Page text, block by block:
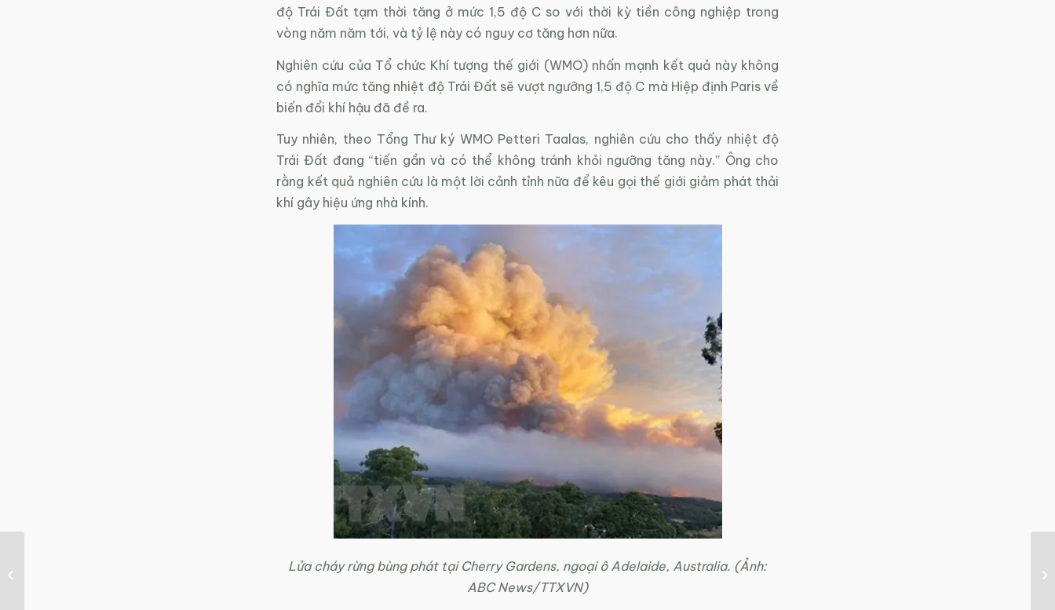
độ Trái Đất tạm thời tăng ở mức 1,5 độ C so với thời kỳ tiền công nghiệp trong
vòng năm năm tới, và tỷ lệ này có nguy cơ tăng hơn nữa.
Nghiên cứu của Tổ chức Khí tượng thế giới (WMO) nhấn mạnh kết quả này không
có nghĩa mức tăng nhiệt độ Trái Đất sẽ vượt ngưỡng 1,5 độ C mà Hiệp định Paris về
biến đổi khí hậu đã đề ra.
Tuy nhiên, theo Tổng Thư ký WMO Petteri Taalas, nghiên cứu cho thấy nhiệt độ
Trái Đất đang “tiến gần và có thể không tránh khỏi ngưỡng tăng này.” Ông cho
rằng kết quả nghiên cứu là một lời cảnh tỉnh nữa để kêu gọi thế giới giảm phát thải
khí gây hiệu ứng nhà kính.
Lửa cháy rừng bùng phát tại Cherry Gardens, ngoại ô Adelaide, Australia. (Ảnh:
ABC News/TTXVN)